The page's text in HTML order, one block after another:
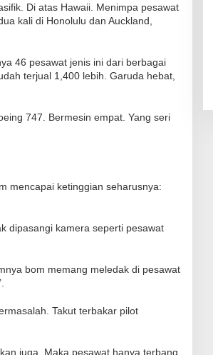
Di atas Hawaii. Menimpa pesawat
kali di Honolulu dan Auckland,
46 pesawat jenis ini dari berbagai
terjual 1,400 lebih. Garuda hebat,
747. Bermesin empat. Yang seri
mencapai ketinggian seharusnya:
dipasangi kamera seperti pesawat
bom memang meledak di pesawat
Takut terbakar pilot
juga. Maka pesawat hanya terbang